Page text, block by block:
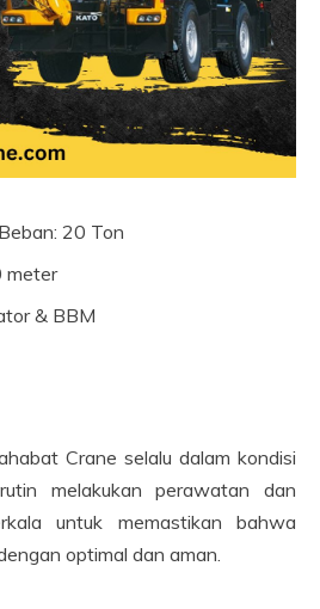
20 Ton
meter
& BBM
Crane selalu dalam kondisi
melakukan perawatan dan
untuk memastikan bahwa
optimal dan aman.